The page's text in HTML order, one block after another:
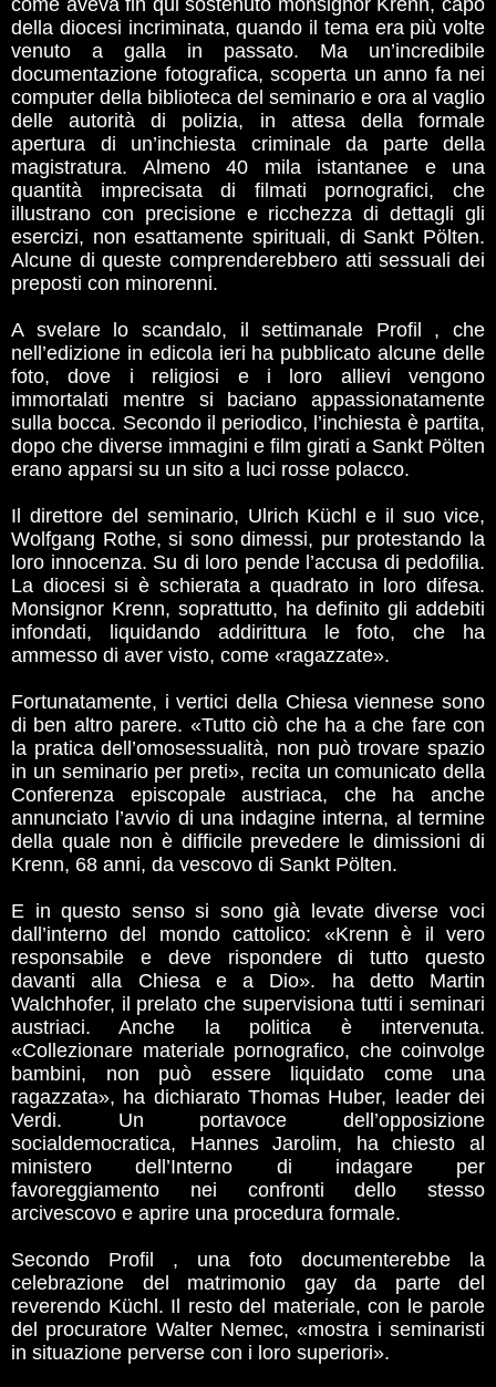
come aveva fin qui sostenuto monsignor Krenn, capo
della diocesi incriminata, quando il tema era più volte
venuto a galla in passato. Ma un’incredibile
documentazione fotografica, scoperta un anno fa nei
computer della biblioteca del seminario e ora al vaglio
delle autorità di polizia, in attesa della formale
apertura di un’inchiesta criminale da parte della
magistratura. Almeno 40 mila istantanee e una
quantità imprecisata di filmati pornografici, che
illustrano con precisione e ricchezza di dettagli gli
esercizi, non esattamente spirituali, di Sankt Pölten.
Alcune di queste comprenderebbero atti sessuali dei
preposti con minorenni.
A svelare lo scandalo, il settimanale Profil , che
nell’edizione in edicola ieri ha pubblicato alcune delle
foto, dove i religiosi e i loro allievi vengono
immortalati mentre si baciano appassionatamente
sulla bocca. Secondo il periodico, l’inchiesta è partita,
dopo che diverse immagini e film girati a Sankt Pölten
erano apparsi su un sito a luci rosse polacco.
Il direttore del seminario, Ulrich Küchl e il suo vice,
Wolfgang Rothe, si sono dimessi, pur protestando la
loro innocenza. Su di loro pende l’accusa di pedofilia.
La diocesi si è schierata a quadrato in loro difesa.
Monsignor Krenn, soprattutto, ha definito gli addebiti
infondati, liquidando addirittura le foto, che ha
ammesso di aver visto, come «ragazzate».
Fortunatamente, i vertici della Chiesa viennese sono
di ben altro parere. «Tutto ciò che ha a che fare con
la pratica dell’omosessualità, non può trovare spazio
in un seminario per preti», recita un comunicato della
Conferenza episcopale austriaca, che ha anche
annunciato l’avvio di una indagine interna, al termine
della quale non è difficile prevedere le dimissioni di
Krenn, 68 anni, da vescovo di Sankt Pölten.
E in questo senso si sono già levate diverse voci
dall’interno del mondo cattolico: «Krenn è il vero
responsabile e deve rispondere di tutto questo
davanti alla Chiesa e a Dio». ha detto Martin
Walchhofer, il prelato che supervisiona tutti i seminari
austriaci. Anche la politica è intervenuta.
«Collezionare materiale pornografico, che coinvolge
bambini, non può essere liquidato come una
ragazzata», ha dichiarato Thomas Huber, leader dei
Verdi. Un portavoce dell’opposizione
socialdemocratica, Hannes Jarolim, ha chiesto al
ministero dell’Interno di indagare per
favoreggiamento nei confronti dello stesso
arcivescovo e aprire una procedura formale.
Secondo Profil , una foto documenterebbe la
celebrazione del matrimonio gay da parte del
reverendo Küchl. Il resto del materiale, con le parole
del procuratore Walter Nemec, «mostra i seminaristi
in situazione perverse con i loro superiori».